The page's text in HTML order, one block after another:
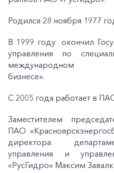
Родился 28 ноября 1977
В 1999 году окончил
управления по
международном
бизнесе».
С 2005 года работает в
Заместителем
ПАО
директора
управления и
«РусГидро» Максим